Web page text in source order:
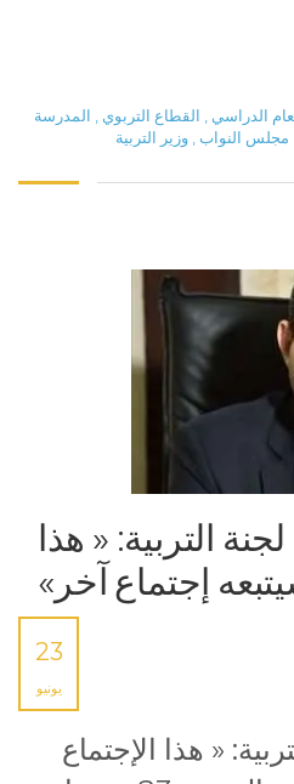
الدراسي القطاع التربوي
المدرسة
مجلس النواب وزير التربية
التربية: « هذا
إجتماع آخر»
23
يونيو
« هذا الإجتماع